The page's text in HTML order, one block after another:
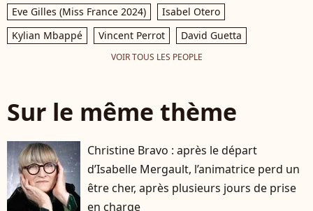
Eve Gilles (Miss France 2024)
Isabel Otero
Kylian Mbappé
Vincent Perrot David Guetta
VOIR TOUS LES PEOPLE
Sur le même thème
Christine Bravo : après le départ
d’Isabelle Mergault, l’animatrice perd un
être cher, après plusieurs jours de prise
en charge